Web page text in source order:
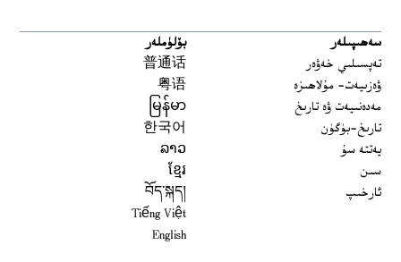
سەھىپىلەر
تەپسىلىي خەۋەر
ۋەزىيەت- مۇلاھىزە
مەدەنىيەت ۋە تارىخ
تارىخ-بۈگۈن
يەتتە سۇ
سىن
ئارخىپ
بۆلۈملەر
普通话
粤语
မြန်မာ
한국어
ລາວ
ខ្មែរ
བོད་སྐད།
Tiếng Việt
English